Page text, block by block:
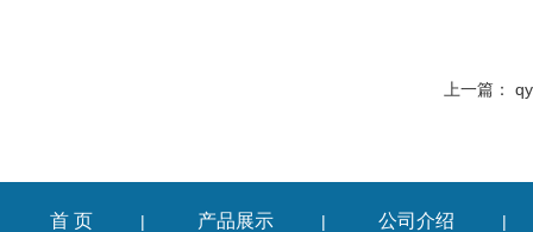
上一篇：
首 页 | 产品展示 | 公司介绍 |